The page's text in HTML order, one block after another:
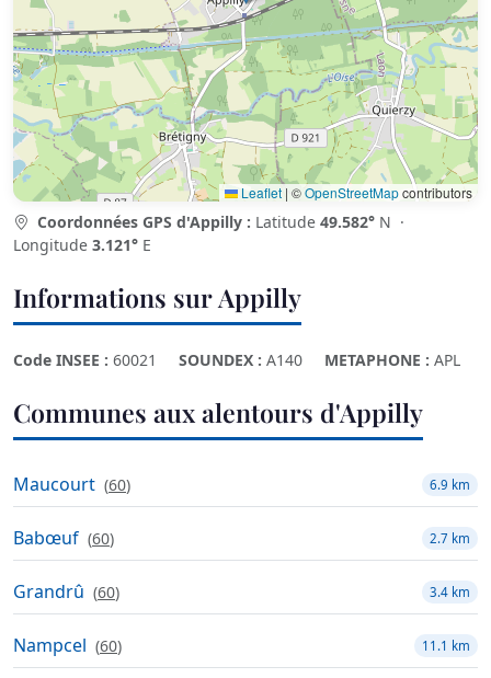
Leaflet | ©OpenStreetMapcontributors
Coordonnées GPS d'Appilly : Latitude 49.582° N ·
Longitude 3.121° E
Informations sur Appilly
Code INSEE : 60021 SOUNDEX : A140 METAPHONE : APL
Communes aux alentours d'Appilly
Maucourt (60) 6.9 km
Babœuf (60) 2.7 km
Grandrû (60) 3.4 km
Nampcel (60) 11.1 km